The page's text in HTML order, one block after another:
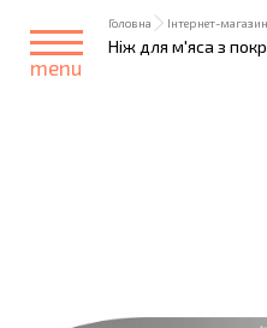
menu
Головна Інтернет-магазин
Ніж для м'яса з